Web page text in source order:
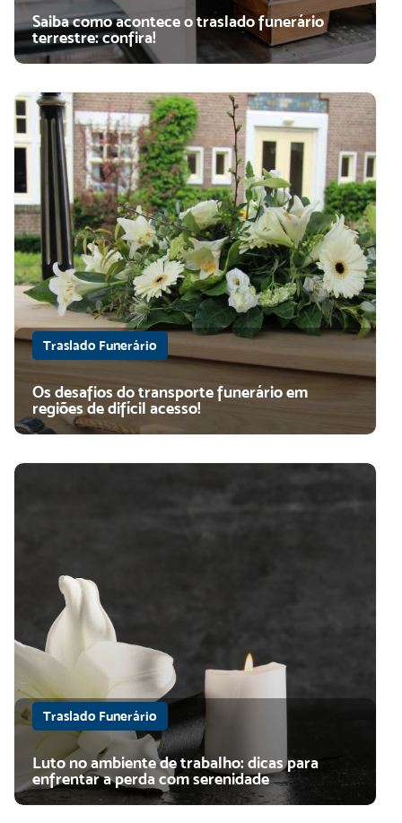
Saiba como acontece o traslado funerário
terrestre: confira!
Traslado Funerário
Os desafios do transporte funerário em
regiões de difícil acesso!
Traslado Funerário
Luto no ambiente de trabalho: dicas para
enfrentar a perda com serenidade